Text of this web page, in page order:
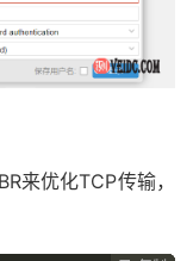
来优化TCP传输，